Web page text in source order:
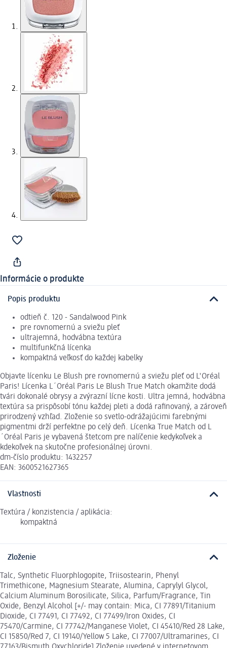
Informácie o produkte
Popis produktu
odtieň č. 120 - Sandalwood Pink
pre rovnomernú a sviežu pleť
ultrajemná, hodvábna textúra
multifunkčná lícenka
kompaktná veľkosť do každej kabelky
Objavte lícenku Le Blush pre rovnomernú a sviežu pleť od L'Oréal
Paris! Lícenka L´Oréal Paris Le Blush True Match okamžite dodá
tvári dokonalé obrysy a zvýrazní lícne kosti. Ultra jemná, hodvábna
textúra sa prispôsobí tónu každej pleti a dodá rafinovaný, a zároveň
prirodzený vzhľad. Zloženie so svetlo-odrážajúcimi farebnými
pigmentmi drží perfektne po celý deň. Lícenka True Match od L
´Oréal Paris je vybavená štetcom pre nalíčenie kedykoľvek a
kdekoľvek na skutočne profesionálnej úrovni.
dm-číslo produktu: 1432257
EAN: 3600521627365
Vlastnosti
Textúra / konzistencia / aplikácia:
kompaktná
Zloženie
Talc, Synthetic Fluorphlogopite, Triisostearin, Phenyl
Trimethicone, Magnesium Stearate, Alumina, Caprylyl Glycol,
Calcium Aluminum Borosilicate, Silica, Parfum/Fragrance, Tin
Oxide, Benzyl Alcohol [+/- may contain: Mica, CI 77891/Titanium
Dioxide, CI 77491, CI 77492, CI 77499/Iron Oxides, CI
75470/Carmine, CI 77742/Manganese Violet, CI 45410/Red 28 Lake,
CI 15850/Red 7, CI 19140/Yellow 5 Lake, CI 77007/Ultramarines, CI